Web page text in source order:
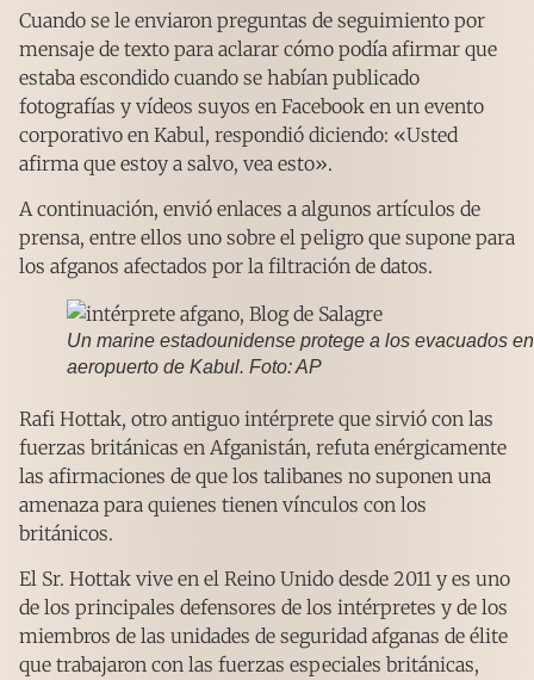
Cuando se le enviaron preguntas de seguimiento por
mensaje de texto para aclarar cómo podía afirmar que
estaba escondido cuando se habían publicado
fotografías y vídeos suyos en Facebook en un evento
corporativo en Kabul, respondió diciendo: «Usted
afirma que estoy a salvo, vea esto».
A continuación, envió enlaces a algunos artículos de
prensa, entre ellos uno sobre el peligro que supone para
los afganos afectados por la filtración de datos.
Un marine estadounidense protege a los evacuados
aeropuerto de Kabul. Foto: AP
Rafi Hottak, otro antiguo intérprete que sirvió con las
fuerzas británicas en Afganistán, refuta enérgicamente
las afirmaciones de que los talibanes no suponen una
amenaza para quienes tienen vínculos con los
británicos.
El Sr. Hottak vive en el Reino Unido desde 2011 y es uno
de los principales defensores de los intérpretes y de los
miembros de las unidades de seguridad afganas de élite
que trabajaron con las fuerzas especiales británicas,